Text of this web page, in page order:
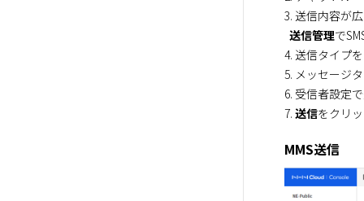
3. 送信内容が
送信管理で
4. 送信タイプを
5. メッセージ
6. 受信者設定
7. 送信をクリ
MMS送信